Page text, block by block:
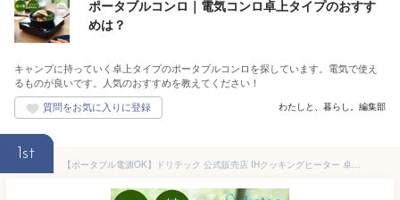
ポータブルコンロ｜電気コンロ卓上タイプのおすす
めは？
キャンプに持っていく卓上タイプのポータブルコンロを探しています。電気で使え
るものが良いです。人気のおすすめを教えてください！
わたしと、暮らし。編集部
1st
【ポータブル電源OK】ドリテック 公式販売店 IHクッキングヒーター 卓上 DI-217 小型 IHコンロ 1口 ih 鍋 20.5cm×20.5cm おしゃれ 一人用 卓上コンロ 卓上鍋 新生活 1人 土鍋 フライパン 一口 100W 200W 低温調理